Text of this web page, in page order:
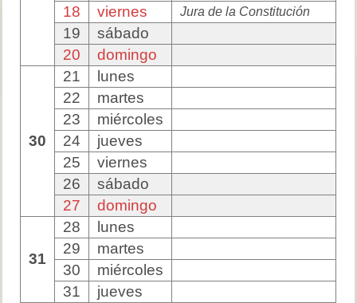
18
viernes Jura de la Constitución
19
sábado
20
domingo
30
21
lunes
22
martes
23
miércoles
24
jueves
25
viernes
26
sábado
27
domingo
31
28
lunes
29
martes
30
miércoles
31
jueves